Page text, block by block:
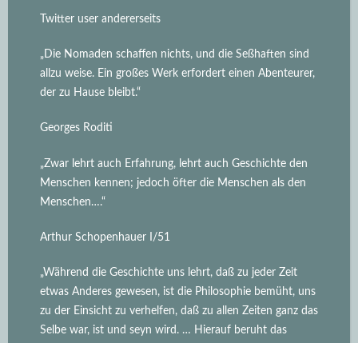
Twitter user andererseits
„Die Nomaden schaffen nichts, und die Seßhaften sind
allzu weise. Ein großes Werk erfordert einen Abenteurer,
der zu Hause bleibt.“
Georges Roditi
„Zwar lehrt auch Erfahrung, lehrt auch Geschichte den
Menschen kennen; jedoch öfter die Menschen als den
Menschen….“
Arthur Schopenhauer I/51
„Während die Geschichte uns lehrt, daß zu jeder Zeit
etwas Anderes gewesen, ist die Philosophie bemüht, uns
zu der Einsicht zu verhelfen, daß zu allen Zeiten ganz das
Selbe war, ist und seyn wird. … Hierauf beruht das